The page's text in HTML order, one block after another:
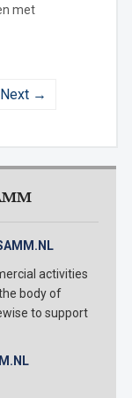
activities
body of
to support
met
Next →